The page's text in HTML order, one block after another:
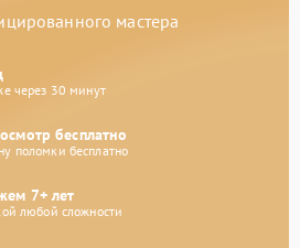
мастера
через 30 минут
бесплатно
поломки бесплатно
7+ лет
любой сложности